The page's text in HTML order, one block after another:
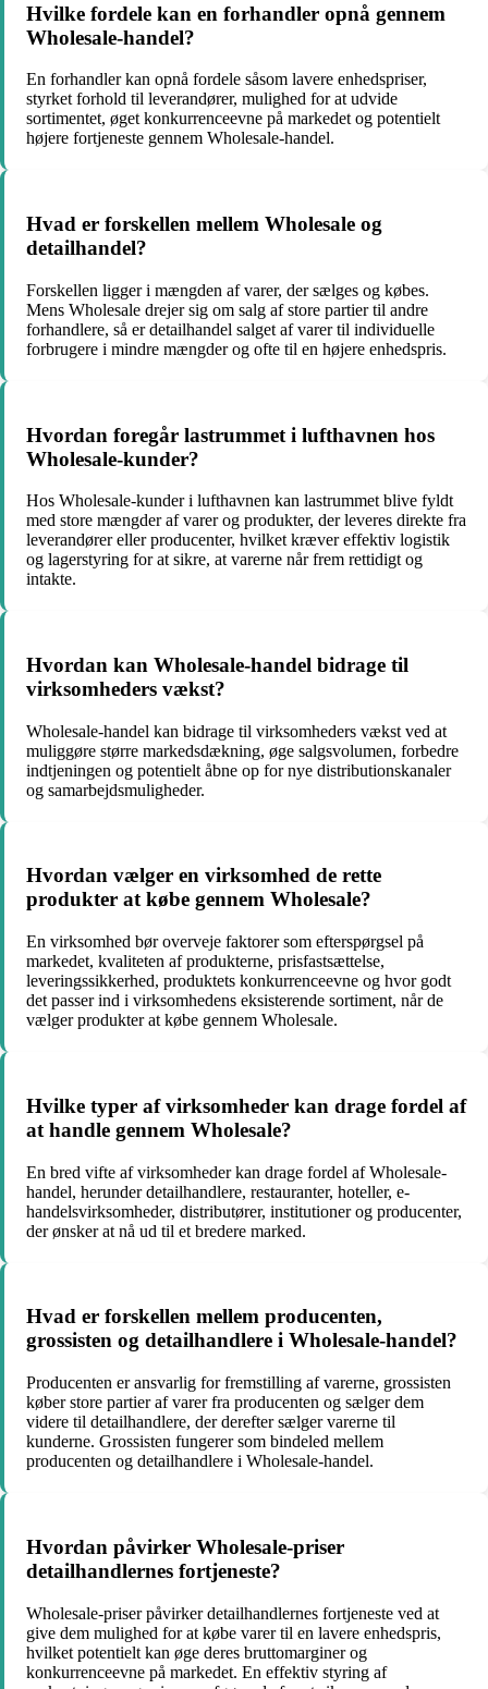
Hvilke fordele kan en forhandler opnå gennem
Wholesale-handel?
En forhandler kan opnå fordele såsom lavere enhedspriser,
styrket forhold til leverandører, mulighed for at udvide
sortimentet, øget konkurrenceevne på markedet og potentielt
højere fortjeneste gennem Wholesale-handel.
Hvad er forskellen mellem Wholesale og
detailhandel?
Forskellen ligger i mængden af varer, der sælges og købes.
Mens Wholesale drejer sig om salg af store partier til andre
forhandlere, så er detailhandel salget af varer til individuelle
forbrugere i mindre mængder og ofte til en højere enhedspris.
Hvordan foregår lastrummet i lufthavnen hos
Wholesale-kunder?
Hos Wholesale-kunder i lufthavnen kan lastrummet blive fyldt
med store mængder af varer og produkter, der leveres direkte fra
leverandører eller producenter, hvilket kræver effektiv logistik
og lagerstyring for at sikre, at varerne når frem rettidigt og
intakte.
Hvordan kan Wholesale-handel bidrage til
virksomheders vækst?
Wholesale-handel kan bidrage til virksomheders vækst ved at
muliggøre større markedsdækning, øge salgsvolumen, forbedre
indtjeningen og potentielt åbne op for nye distributionskanaler
og samarbejdsmuligheder.
Hvordan vælger en virksomhed de rette
produkter at købe gennem Wholesale?
En virksomhed bør overveje faktorer som efterspørgsel på
markedet, kvaliteten af produkterne, prisfastsættelse,
leveringssikkerhed, produktets konkurrenceevne og hvor godt
det passer ind i virksomhedens eksisterende sortiment, når de
vælger produkter at købe gennem Wholesale.
Hvilke typer af virksomheder kan drage fordel af
at handle gennem Wholesale?
En bred vifte af virksomheder kan drage fordel af Wholesale-
handel, herunder detailhandlere, restauranter, hoteller, e-
handelsvirksomheder, distributører, institutioner og producenter,
der ønsker at nå ud til et bredere marked.
Hvad er forskellen mellem producenten,
grossisten og detailhandlere i Wholesale-handel?
Producenten er ansvarlig for fremstilling af varerne, grossisten
køber store partier af varer fra producenten og sælger dem
videre til detailhandlere, der derefter sælger varerne til
kunderne. Grossisten fungerer som bindeled mellem
producenten og detailhandlere i Wholesale-handel.
Hvordan påvirker Wholesale-priser
detailhandlernes fortjeneste?
Wholesale-priser påvirker detailhandlernes fortjeneste ved at
give dem mulighed for at købe varer til en lavere enhedspris,
hvilket potentielt kan øge deres bruttomarginer og
konkurrenceevne på markedet. En effektiv styring af